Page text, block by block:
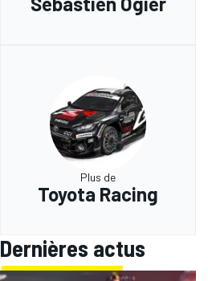
Plus de
Toyota Racing
Dernières actus